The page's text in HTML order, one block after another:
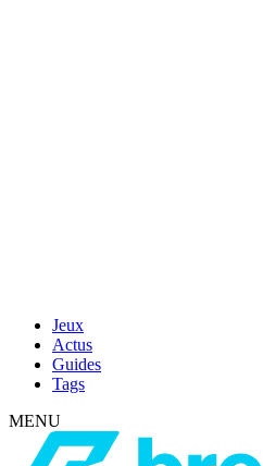
Jeux
Actus
Guides
Tags
MENU